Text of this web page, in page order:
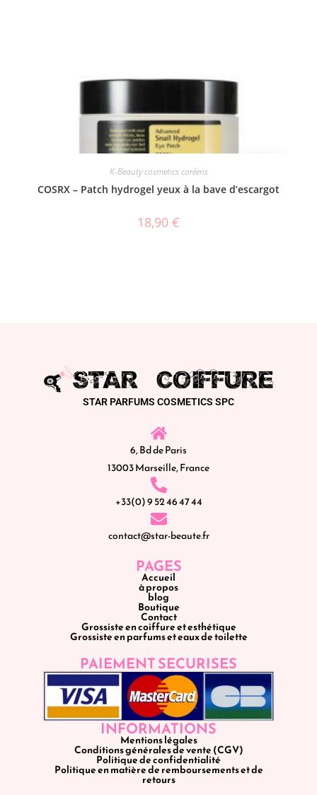
K-Beauty cosmetics coréens
COSRX – Patch hydrogel yeux à la bave d’escargot
18,90 €
STAR PARFUMS COSMETICS SPC
6, Bd de Paris
13003 Marseille, France
+33(0) 9 52 46 47 44
contact@star-beaute.fr
PAGES
Accueil
à propos
blog
Boutique
Contact
Grossiste en coiffure et esthétique
Grossiste en parfums et eaux de toilette
PAIEMENT SECURISES
INFORMATIONS
Mentions légales
Conditions générales de vente (CGV)
Politique de confidentialité
Politique en matière de remboursements et de
retours